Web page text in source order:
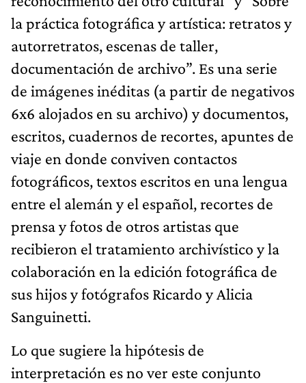
la práctica fotográfica y artística: retratos y
autorretratos, escenas de taller,
documentación de archivo”. Es una serie
de imágenes inéditas (a partir de negativos
6x6 alojados en su archivo) y documentos,
escritos, cuadernos de recortes, apuntes de
viaje en donde conviven contactos
fotográficos, textos escritos en una lengua
entre el alemán y el español, recortes de
prensa y fotos de otros artistas que
recibieron el tratamiento archivístico y la
colaboración en la edición fotográfica de
sus hijos y fotógrafos Ricardo y Alicia
Sanguinetti.
Lo que sugiere la hipótesis de
interpretación es no ver este conjunto